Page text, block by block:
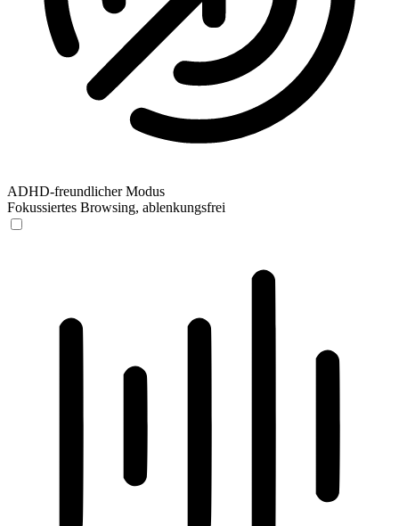
ADHD-freundlicher Modus
Fokussiertes Browsing, ablenkungsfrei